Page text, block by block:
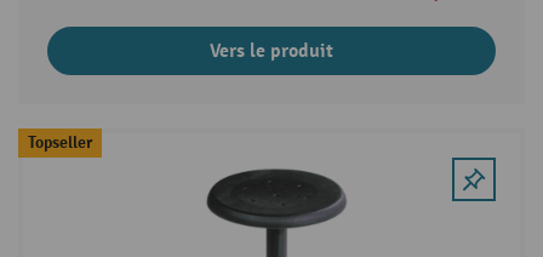
Vers le produit
Topseller